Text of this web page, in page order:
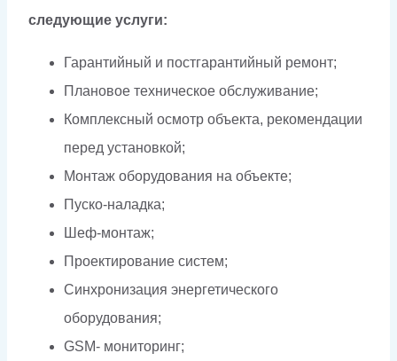
следующие услуги:
Гарантийный и постгарантийный ремонт;
Плановое техническое обслуживание;
Комплексный осмотр объекта, рекомендации
перед установкой;
Монтаж оборудования на объекте;
Пуско-наладка;
Шеф-монтаж;
Проектирование систем;
Синхронизация энергетического
оборудования;
GSM- мониторинг;